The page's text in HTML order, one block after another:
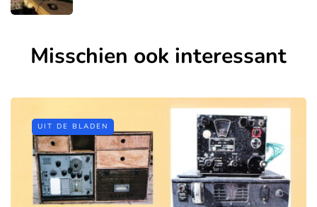
Misschien ook interessant
UIT DE BLADEN